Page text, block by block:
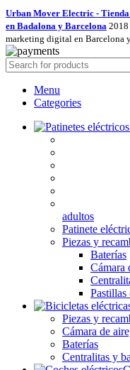
Urban Mover Electric -
en Badalona y Barcelona 2018
marketing digital en Barcelona
Menu
Categories
adultos
Patinete
Piezas y
Baterías
Cámara
Pastillas
Piezas y
Cámara de
Baterías
Centralitas y